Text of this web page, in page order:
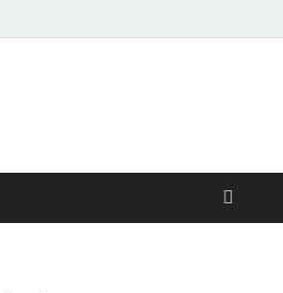
Subulussalam
Nusantara
Ummat